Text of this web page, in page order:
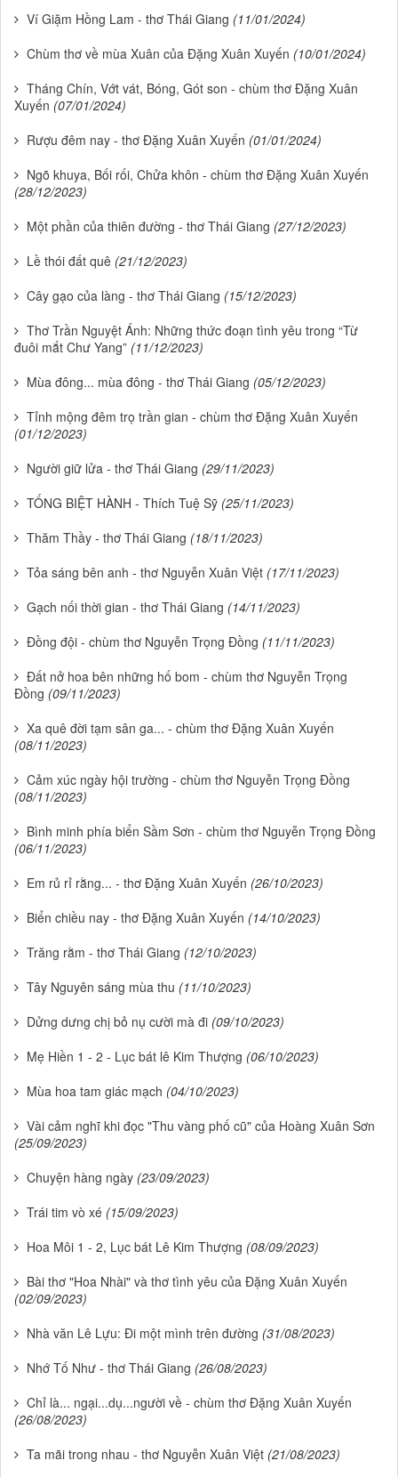
Ví Giặm Hồng Lam - thơ Thái Giang (11/01/2024)
Chùm thơ về mùa Xuân của Đặng Xuân Xuyến (10/01/2024)
Tháng Chín, Vớt vát, Bóng, Gót son - chùm thơ Đặng Xuân
Xuyến (07/01/2024)
Rượu đêm nay - thơ Đặng Xuân Xuyến (01/01/2024)
Ngõ khuya, Bối rối, Chửa khôn - chùm thơ Đặng Xuân Xuyến
(28/12/2023)
Một phần của thiên đường - thơ Thái Giang (27/12/2023)
Lề thói đất quê (21/12/2023)
Cây gạo của làng - thơ Thái Giang (15/12/2023)
Thơ Trần Nguyệt Ánh: Những thức đoạn tình yêu trong “Từ
đuôi mắt Chư Yang” (11/12/2023)
Mùa đông... mùa đông - thơ Thái Giang (05/12/2023)
Tỉnh mộng đêm trọ trần gian - chùm thơ Đặng Xuân Xuyến
(01/12/2023)
Người giữ lửa - thơ Thái Giang (29/11/2023)
TỐNG BIỆT HÀNH - Thích Tuệ Sỹ (25/11/2023)
Thăm Thầy - thơ Thái Giang (18/11/2023)
Tỏa sáng bên anh - thơ Nguyễn Xuân Việt (17/11/2023)
Gạch nối thời gian - thơ Thái Giang (14/11/2023)
Đồng đội - chùm thơ Nguyễn Trọng Đồng (11/11/2023)
Đất nở hoa bên những hố bom - chùm thơ Nguyễn Trọng
Đồng (09/11/2023)
Xa quê đời tạm sân ga... - chùm thơ Đặng Xuân Xuyến
(08/11/2023)
Cảm xúc ngày hội trường - chùm thơ Nguyễn Trọng Đồng
(08/11/2023)
Bình minh phía biển Sầm Sơn - chùm thơ Nguyễn Trọng Đồng
(06/11/2023)
Em rủ rỉ rằng... - thơ Đặng Xuân Xuyến (26/10/2023)
Biển chiều nay - thơ Đặng Xuân Xuyến (14/10/2023)
Trăng rằm - thơ Thái Giang (12/10/2023)
Tây Nguyên sáng mùa thu (11/10/2023)
Dửng dưng chị bỏ nụ cười mà đi (09/10/2023)
Mẹ Hiền 1 - 2 - Lục bát lê Kim Thượng (06/10/2023)
Mùa hoa tam giác mạch (04/10/2023)
Vài cảm nghĩ khi đọc "Thu vàng phố cũ" của Hoàng Xuân Sơn
(25/09/2023)
Chuyện hàng ngày (23/09/2023)
Trái tim vò xé (15/09/2023)
Hoa Môi 1 - 2, Lục bát Lê Kim Thượng (08/09/2023)
Bài thơ "Hoa Nhài" và thơ tình yêu của Đặng Xuân Xuyến
(02/09/2023)
Nhà văn Lê Lựu: Đi một mình trên đường (31/08/2023)
Nhớ Tố Như - thơ Thái Giang (26/08/2023)
Chỉ là... ngại...dụ...người về - chùm thơ Đặng Xuân Xuyến
(26/08/2023)
Ta mãi trong nhau - thơ Nguyễn Xuân Việt (21/08/2023)